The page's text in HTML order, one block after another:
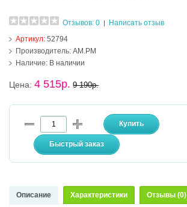
Отзывов: 0
Написать отзыв
Артикул:52794
Производитель: AM.PM
Наличие: В наличии
Цена:4 515р. 9 190р.
Описание Характеристики Отзывы (0)